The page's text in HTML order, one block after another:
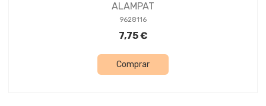
ALAMPAT
9628116
7,75 €
Comprar